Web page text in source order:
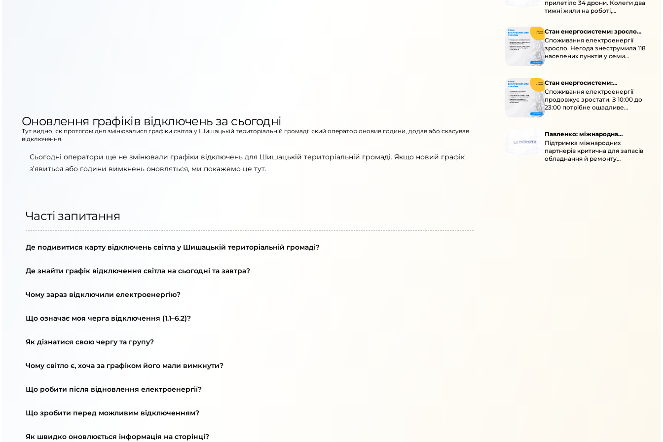
Оновлення графіків відключень за сьогодні
Тут видно, як протягом дня змінювалися графіки світла у Шишацькій територіальній громаді: який оператор оновив години, додав або скасував
відключення.
Сьогодні оператори ще не змінювали графіки відключень для Шишацькій територіальній громаді. Якщо новий графік
з’явиться або години вимкнень оновляться, ми покажемо це тут.
Часті запитання
Де подивитися карту відключень світла у Шишацькій територіальній громаді?
Де знайти графік відключення світла на сьогодні та завтра?
Чому зараз відключили електроенергію?
Що означає моя черга відключення (1.1–6.2)?
Як дізнатися свою чергу та групу?
Чому світло є, хоча за графіком його мали вимкнути?
Що робити після відновлення електроенергії?
Що зробити перед можливим відключенням?
Як швидко оновлюється інформація на сторінці?
прилетіло 34 дрони. Колеги два
тижні жили на роботі,
Стан енергосистеми: зросло
споживання через негоду
Споживання електроенергії
зросло. Негода знеструмила 118
населених пунктів у семи
областях. Обмежте
електроприладами 10:00–23:00.
Стан енергосистеми:
споживання зростає
Споживання електроенергії
продовжує зростати. З 10:00 до
23:00 потрібне ощадливе
енергоспоживання, а
перенести на нічні години.
Павленко: міжнародна
підтримка для стійкості
енергосистеми
Підтримка міжнародних
партнерів критична для запасів
обладнання й ремонту